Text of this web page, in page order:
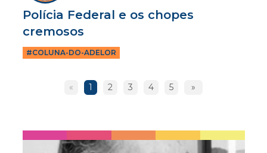
Polícia Federal e os chopes
cremosos
#COLUNA-DO-ADELOR
« 1 2 3 4 5 »